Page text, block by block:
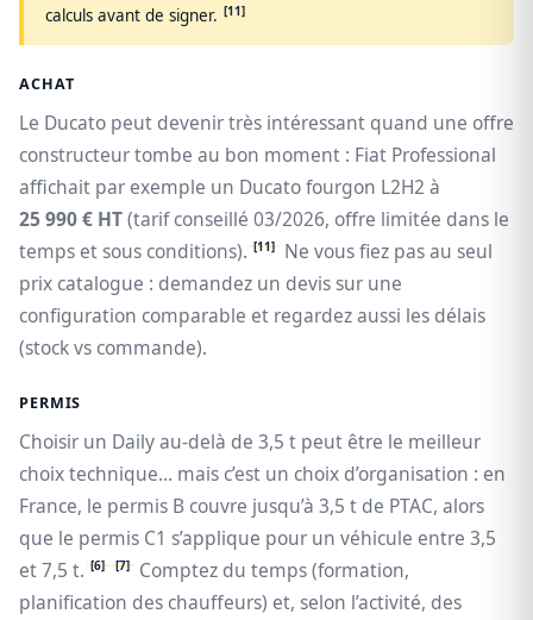
calculs avant de signer. [11]
ACHAT
Le Ducato peut devenir très intéressant quand une offre
constructeur tombe au bon moment : Fiat Professional
affichait par exemple un Ducato fourgon L2H2 à
25 990 € HT(tarif conseillé 03/2026, offre limitée dans le
temps et sous conditions). [11]
Ne vous fiez pas au seul
prix catalogue : demandez un devis sur une
configuration comparable et regardez aussi les délais
(stock vs commande).
PERMIS
Choisir un Daily au-delà de 3,5 t peut être le meilleur
choix technique… mais c’est un choix d’organisation : en
France, le permis B couvre jusqu’à 3,5 t de PTAC, alors
que le permis C1 s’applique pour un véhicule entre 3,5
et 7,5 t. [6] [7]
Comptez du temps (formation,
planification des chauffeurs) et, selon l’activité, des